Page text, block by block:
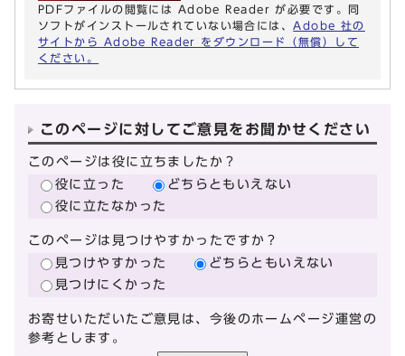
PDFファイルの閲覧には Adobe Reader が必要です。同
ソフトがインストールされていない場合には、 Adobe 社の
サイトから Adobe Reader をダウンロード（無償）して
ください。
このページに対してご意見をお聞かせください
このページは役に立ちましたか？
役に立った
どちらともいえない
役に立たなかった
このページは見つけやすかったですか？
見つけやすかった
どちらともいえない
見つけにくかった
お寄せいただいたご意見は、今後のホームページ運営の
参考とします。